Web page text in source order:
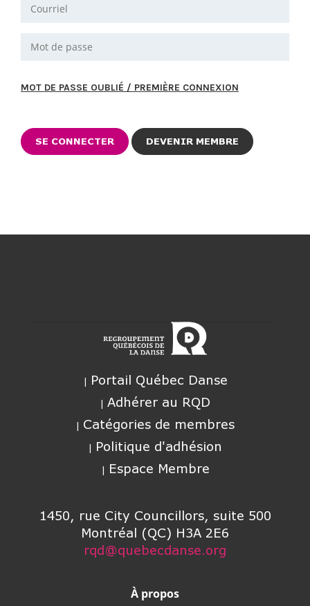
MOT DE PASSE OUBLIÉ / PREMIÈRE CONNEXION
DEVENIR MEMBRE
Portail Québec Danse
Adhérer au RQD
Catégories de membres
Politique d'adhésion
Espace Membre
1450, rue City Councillors, suite 500
Montréal (QC) H3A 2E6
rqd@quebecdanse.org
À propos